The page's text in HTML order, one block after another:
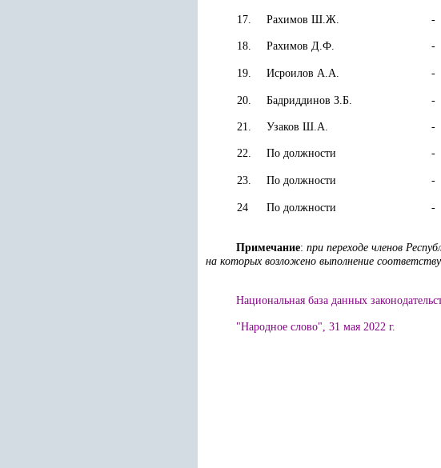
17. Рахимов Ш.Ж. -
18. Рахимов Д.Ф. -
19. Исроилов А.А. -
20. Бадриддинов З.Б. -
21. Узаков Ш.А. -
22. По должности -
23. По должности -
24 По должности -
Примечание:при переходе членов
на которых возложено выполнение
Национальная база данных
"Народное слово", 31 мая 2022 г.